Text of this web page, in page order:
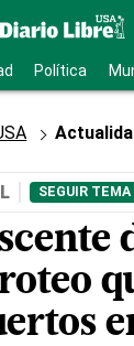
Política
SEGUIR TEMA